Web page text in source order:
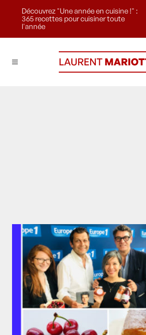
Découvrez "Une année en cuisine !" :
365 recettes pour cuisiner toute
l'année